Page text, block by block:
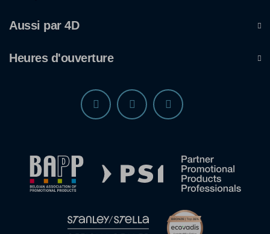
Aussi par 4D
Heures d'ouverture